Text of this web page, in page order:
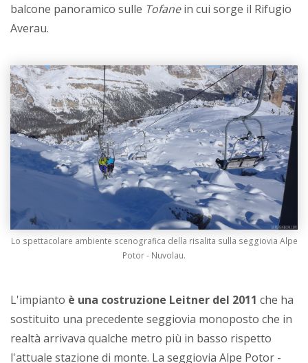
balcone panoramico sulle Tofanein cui sorge il Rifugio
Averau.
Lo spettacolare ambiente scenografica della risalita sulla seggiovia Alpe
Potor - Nuvolau.
L'impianto è una costruzione Leitner del 2011 che ha
sostituito una precedente seggiovia monoposto che in
realtà arrivava qualche metro più in basso rispetto
l'attuale stazione di monte. La seggiovia Alpe Potor -